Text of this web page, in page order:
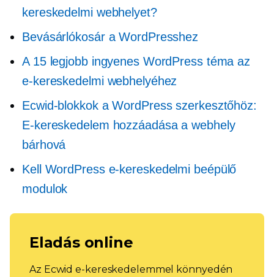
kereskedelmi webhelyet?
Bevásárlókosár a WordPresshez
A 15 legjobb ingyenes WordPress téma az
e-kereskedelmi webhelyéhez
Ecwid-blokkok a WordPress szerkesztőhöz:
E-kereskedelem hozzáadása a webhely
bárhová
KellWordPress e-kereskedelmi beépülő
modulok
Eladás online
Az Ecwid e-kereskedelemmel könnyedén